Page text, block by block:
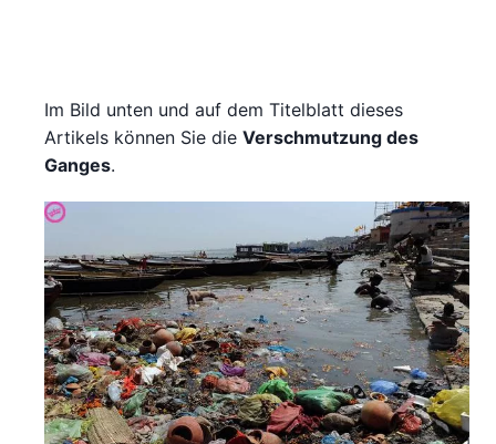
Im Bild unten und auf dem Titelblatt dieses
Artikels können Sie die Verschmutzung des
Ganges.